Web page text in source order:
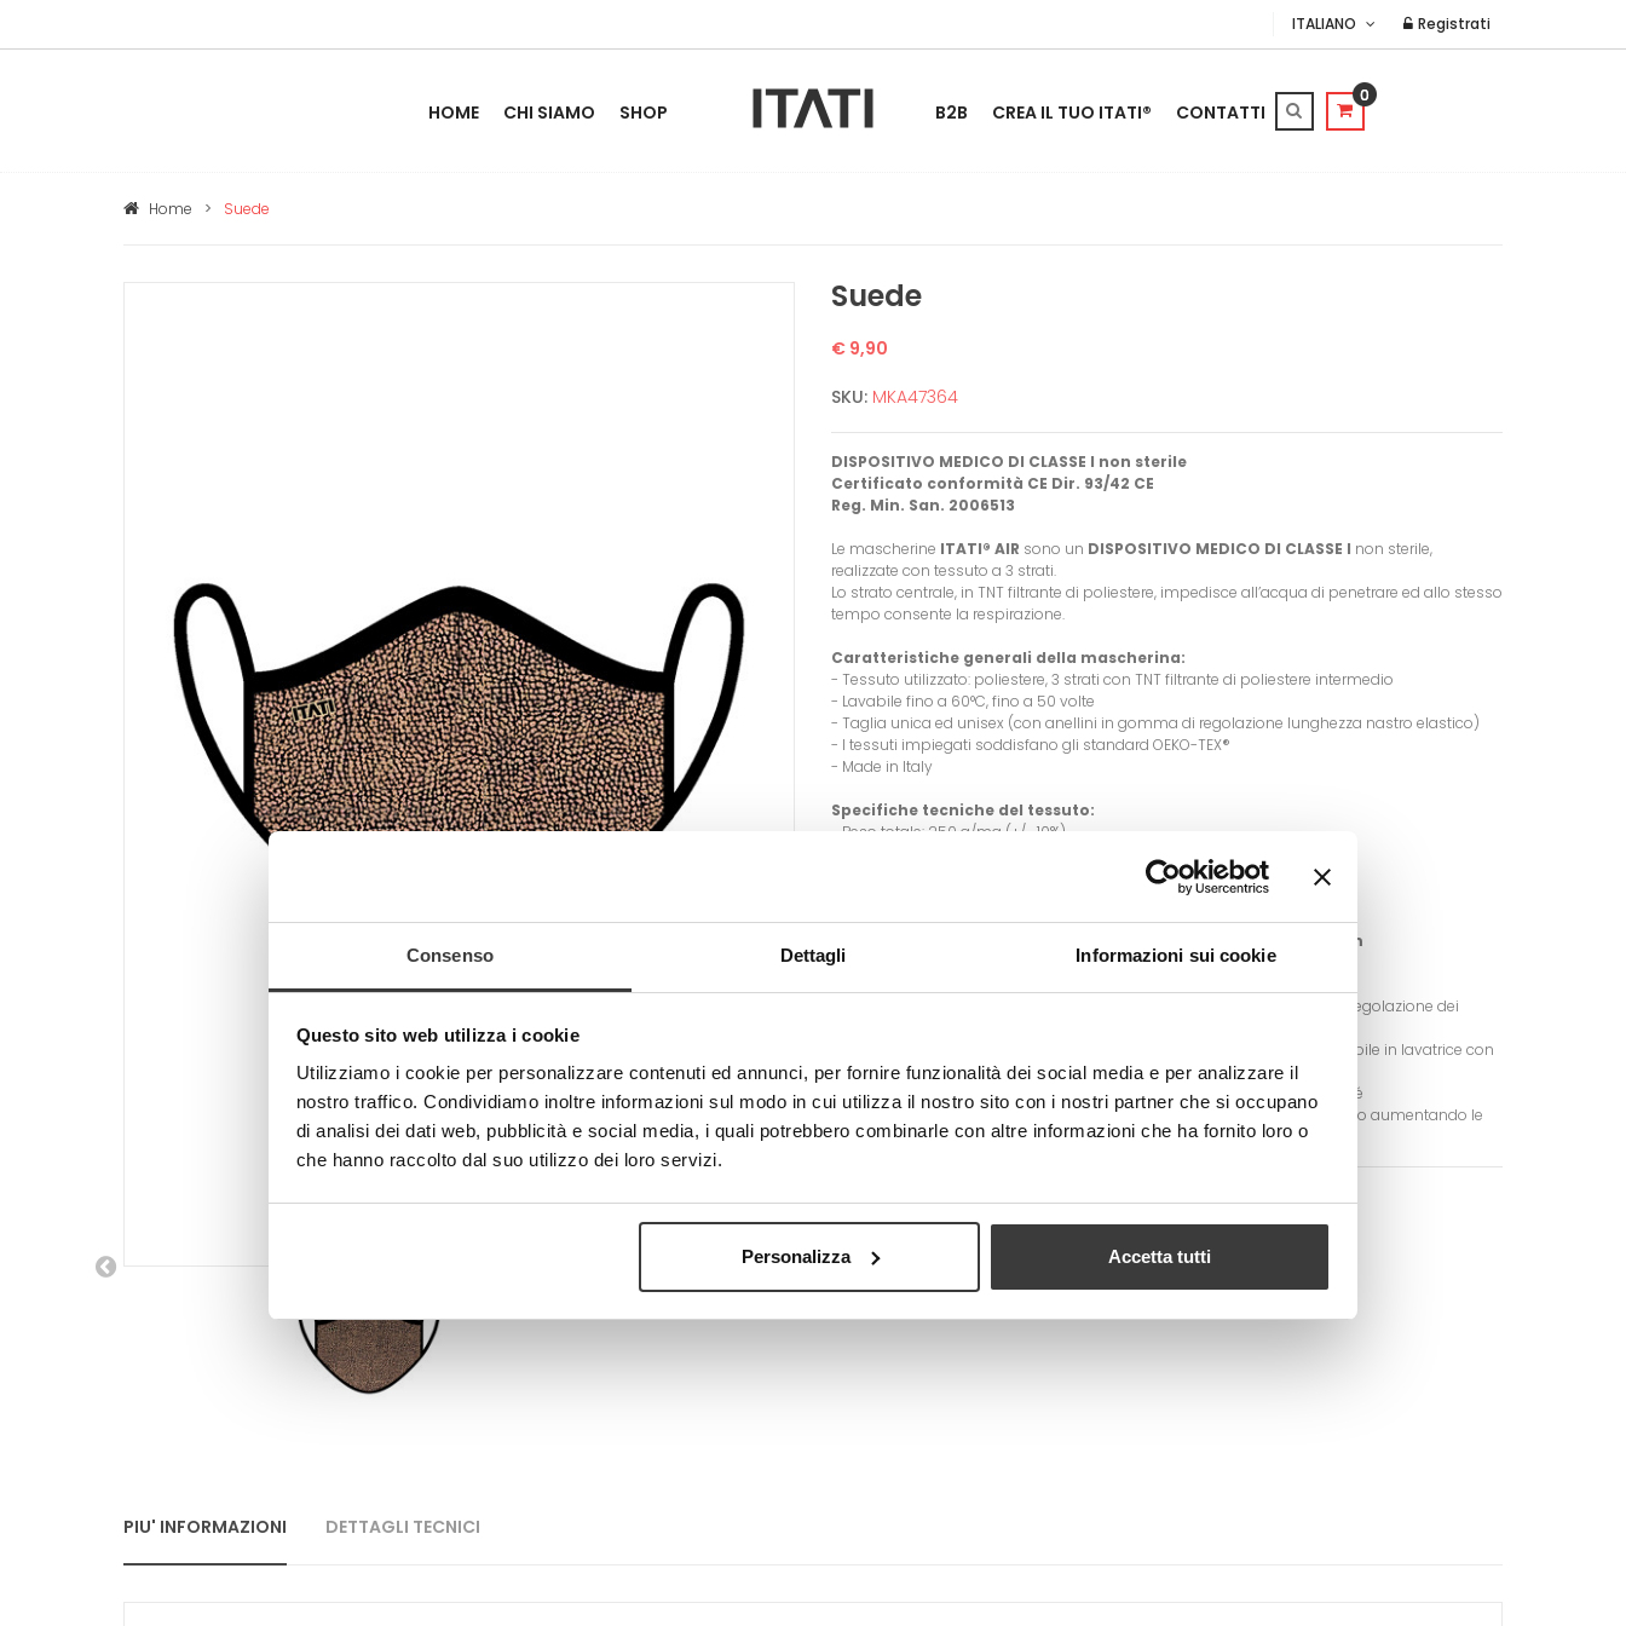
Consenso Dettagli Informazioni sui cookie
Questo sito web utilizza i cookie
Utilizziamo i cookie per personalizzare contenuti ed annunci, per fornire funzionalità dei social media e per analizzare il
nostro traffico. Condividiamo inoltre informazioni sul modo in cui utilizza il nostro sito con i nostri partner che si occupano
di analisi dei dati web, pubblicità e social media, i quali potrebbero combinarle con altre informazioni che ha fornito loro o
che hanno raccolto dal suo utilizzo dei loro servizi.
Personalizza Accetta tutti
ITALIANO Registrati
HOME CHI SIAMO SHOP B2B CREA IL TUO ITATI® CONTATTI
0
Home > Suede
Suede
€ 9,90
SKU: MKA47364
DISPOSITIVO MEDICO DI CLASSE I non sterile
Certificato conformità CE Dir. 93/42 CE
Reg. Min. San. 2006513
Le mascherine ITATI® AIR sono un DISPOSITIVO MEDICO DI CLASSE I non sterile,
realizzate con tessuto a 3 strati.
Lo strato centrale, in TNT filtrante di poliestere, impedisce all’acqua di penetrare ed allo stesso
tempo consente la respirazione.
Caratteristiche generali della mascherina:
- Tessuto utilizzato: poliestere, 3 strati con TNT filtrante di poliestere intermedio
- Lavabile fino a 60°C, fino a 50 volte
- Taglia unica ed unisex (con anellini in gomma di regolazione lunghezza nastro elastico)
- I tessuti impiegati soddisfano gli standard OEKO-TEX®
- Made in Italy
Specifiche tecniche del tessuto:
- Peso totale: 250 g/mq (+/- 10%)
77 % Poliestere + 23 % Elastomero (nastro elastico)
Dimensioni adulto: 17x17x7 cm. Dimensioni bambino: 14x14x6 cm
- Lavare prima del suo utilizzo rimuovendo prima gli anelli in silicone di regolazione dei
- Lavare e disinfettare quotidianamente la mascherina. Il prodotto è lavabile in lavatrice con
acqua calda fino a 60°C.
E’ consigliabile stirare sempre la mascherina dopo il suo lavaggio poiché
la stiratura consente allo strato in TNT filtrante di essere sempre compatto aumentando le
performance di filtrazione.
- +
PIU' INFORMAZIONI DETTAGLI TECNICI